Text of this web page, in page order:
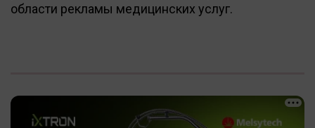
области рекламы медицинских услуг.